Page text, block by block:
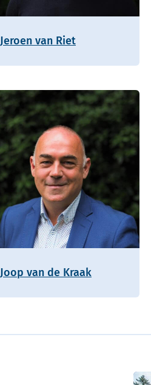
Jeroen van Riet
Joop van de Kraak